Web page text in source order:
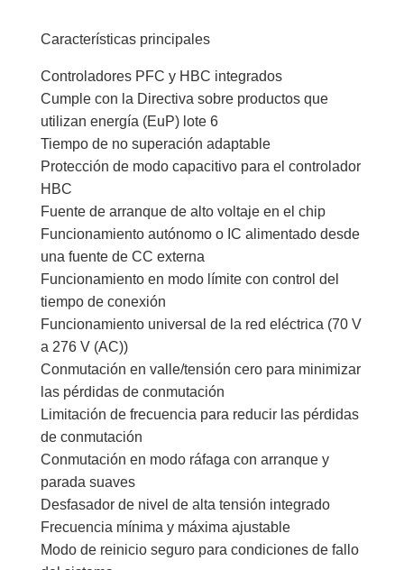
Características principales
Controladores PFC y HBC integrados
Cumple con la Directiva sobre productos que
utilizan energía (EuP) lote 6
Tiempo de no superación adaptable
Protección de modo capacitivo para el controlador
HBC
Fuente de arranque de alto voltaje en el chip
Funcionamiento autónomo o IC alimentado desde
una fuente de CC externa
Funcionamiento en modo límite con control del
tiempo de conexión
Funcionamiento universal de la red eléctrica (70 V
a 276 V (AC))
Conmutación en valle/tensión cero para minimizar
las pérdidas de conmutación
Limitación de frecuencia para reducir las pérdidas
de conmutación
Conmutación en modo ráfaga con arranque y
parada suaves
Desfasador de nivel de alta tensión integrado
Frecuencia mínima y máxima ajustable
Modo de reinicio seguro para condiciones de fallo